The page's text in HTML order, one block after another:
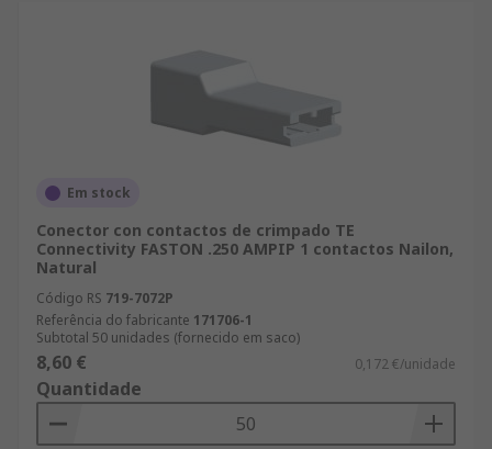
Em stock
Conector con contactos de crimpado TE
Connectivity FASTON .250 AMPIP 1 contactos Nailon,
Natural
Código RS 719-7072P
Referência do fabricante 171706-1
Subtotal 50 unidades (fornecido em saco)
8,60 € 0,172 €/unidade
Quantidade